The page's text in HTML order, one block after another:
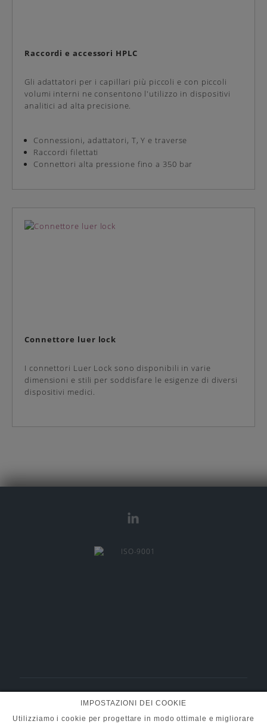
Raccordi e accessori HPLC
Gli adattatori per i capillari più piccoli e con piccoli
volumi interni ne consentono l'utilizzo in dispositivi
analitici ad alta precisione.
Connessioni, adattatori, T, Y e traverse
Raccordi filettati
Connettori alta pressione fino a 350 bar
Connettore luer lock
I connettori Luer Lock sono disponibili in varie
dimensioni e stili per soddisfare le esigenze di diversi
dispositivi medici.
BMT Fluid Control Solutions GmbH
Tel.:+49 (0) 6101 95400-30
E-Mail:info@pumpen-ventile.de
IMPOSTAZIONI DEI COOKIE
Utilizziamo i cookie per progettare in modo ottimale e migliorare